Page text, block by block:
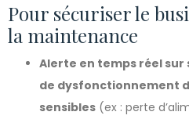
Pour sécuriser le
la maintenance
Alerte en temps réel
de dysfonctionnement
sensibles (ex : perte